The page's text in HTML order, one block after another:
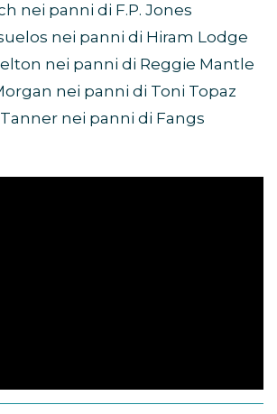
nei panni di F.P. Jones
nei panni di Hiram Lodge
nei panni di Reggie Mantle
nei panni di Toni Topaz
nei panni di Fangs